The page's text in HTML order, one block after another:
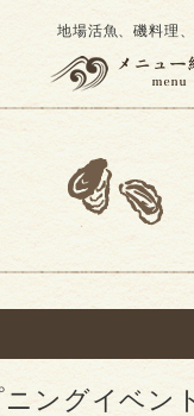
地場活魚、磯料理
ングイベン